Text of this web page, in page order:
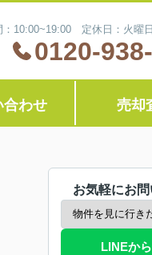
：10:00~19:00 定休日：火曜
0120-
合わせ 売却
お気軽にお
LINEか